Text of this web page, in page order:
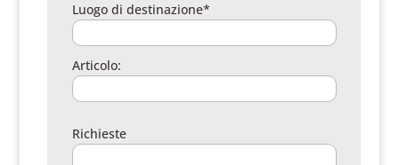
Luogo di destinazione*
Articolo:
Richieste